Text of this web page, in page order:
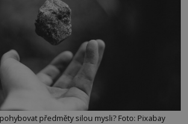
předměty silou mysli? Foto: Pixabay